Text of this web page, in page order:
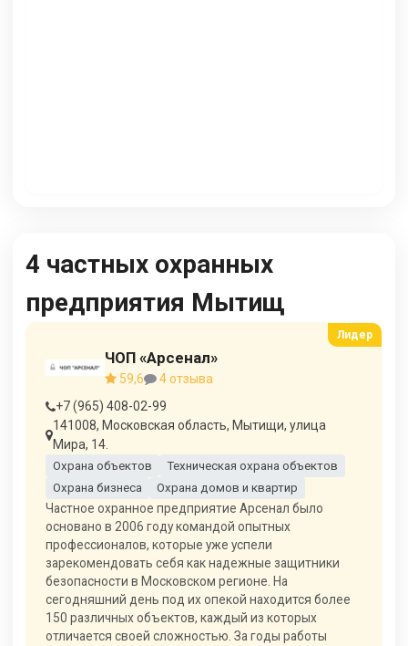
4 частных охранных
предприятия Мытищ
ЧОП «Арсенал»
59,6
4 отзыва
+7 (965) 408-02-99
141008, Московская область, Мытищи, улица
Мира, 14.
Охрана объектов
Техническая охрана объектов
Охрана бизнеса
Охрана домов и квартир
Частное охранное предприятие Арсенал было
основано в 2006 году командой опытных
профессионалов, которые уже успели
зарекомендовать себя как надежные защитники
безопасности в Московском регионе. На
сегодняшний день под их опекой находится более
150 различных объектов, каждый из которых
отличается своей сложностью. За годы работы